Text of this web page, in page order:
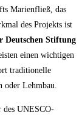
Marienfließ, das
des Projekts ist
Deutschen Stiftung
einen wichtigen
traditionelle
oder Lehmbau.
des UNESCO-